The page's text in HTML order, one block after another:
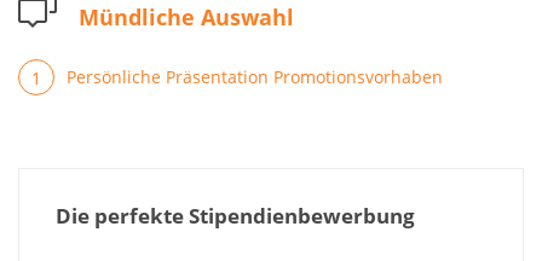
Mündliche Auswahl
Persönliche Präsentation Promotionsvorhaben
Die perfekte Stipendienbewerbung